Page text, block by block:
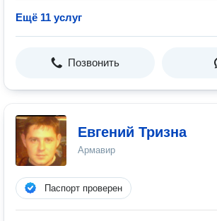
Ещё 11 услуг
Позвонить
Евгений Тризна
Армавир
Паспорт проверен